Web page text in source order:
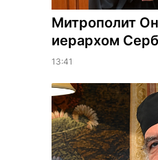
Митрополит
иерархом
13:41